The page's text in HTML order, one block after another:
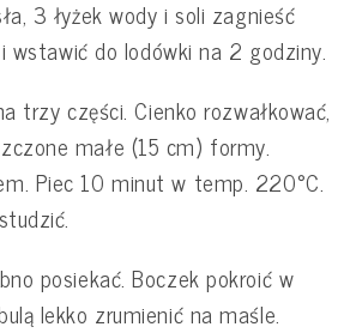
3 łyżek wody i soli zagnieść
wstawić do lodówki na 2 godziny.
trzy części. Cienko rozwałkować,
małe (15 cm) formy.
Piec 10 minut w temp. 220°C.
posiekać. Boczek pokroić w
lekko zrumienić na maśle.